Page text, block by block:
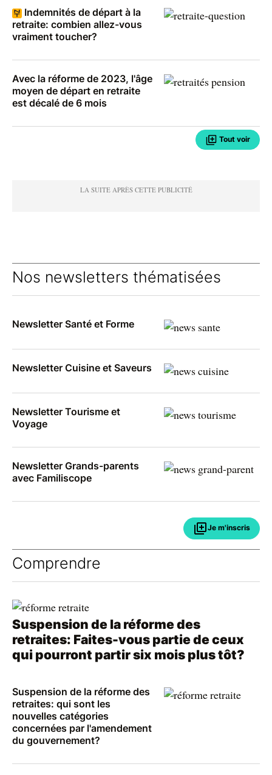
Indemnités de départ à la
retraite: combien allez-vous
vraiment toucher?
Avec la réforme de 2023, l'âge
moyen de départ en retraite
est décalé de 6 mois
Tout voir
Nos newsletters thématisées
Newsletter Santé et Forme
Newsletter Cuisine et Saveurs
Newsletter Tourisme et
Voyage
Newsletter Grands-parents
avec Familiscope
Je m'inscris
Comprendre
Suspension de la réforme des
retraites: Faites-vous partie de ceux
qui pourront partir six mois plus tôt?
Suspension de la réforme des
retraites: qui sont les
nouvelles catégories
concernées par l'amendement
du gouvernement?